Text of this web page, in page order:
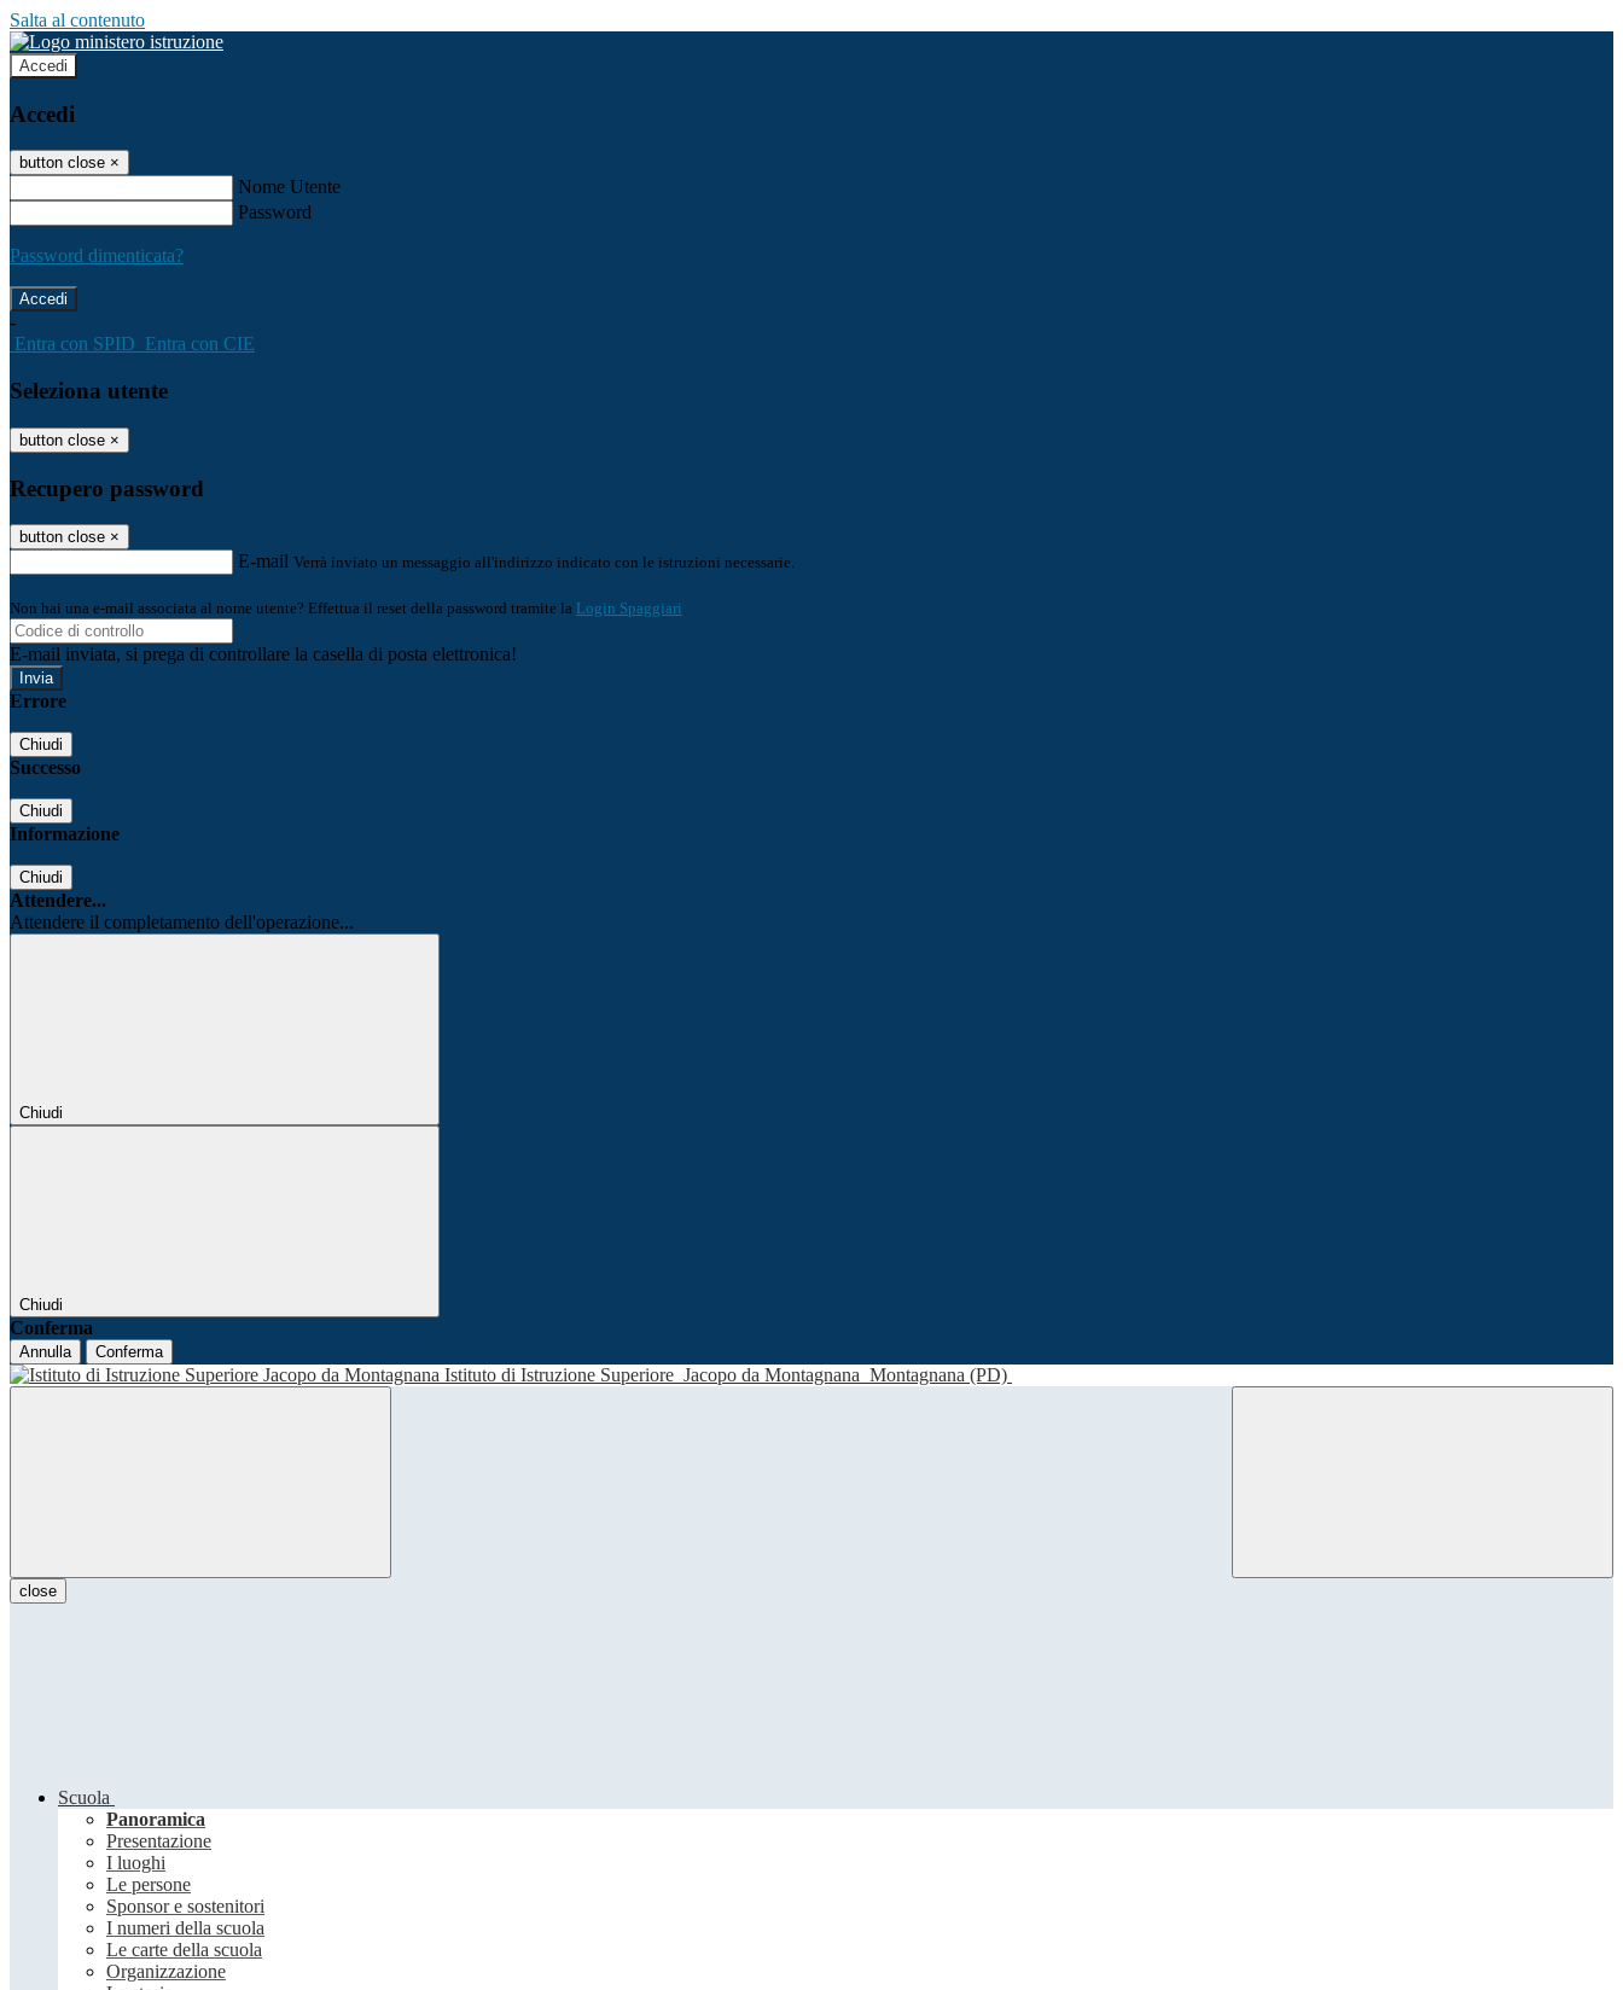
Salta al contenuto
Accedi
Accedi
button close ×
Nome Utente
Password
Password dimenticata?
-
Entra con SPID Entra con CIE
Seleziona utente
button close ×
Recupero password
button close ×
E-mail Verrà inviato un messaggio all'indirizzo indicato con le istruzioni necessarie.
Non hai una e-mail associata al nome utente? Effettua il reset della password tramite la Login Spaggiari
E-mail inviata, si prega di controllare la casella di posta elettronica!
Errore
Chiudi
Successo
Chiudi
Informazione
Chiudi
Attendere...
Attendere il completamento dell'operazione...
Chiudi
Chiudi
Conferma
Annulla Conferma
Istituto di Istruzione Superiore Jacopo da Montagnana Montagnana (PD)
close
Scuola
Panoramica
Presentazione
I luoghi
Le persone
Sponsor e sostenitori
I numeri della scuola
Le carte della scuola
Organizzazione